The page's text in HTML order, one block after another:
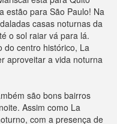
estão para São Paulo! Na
casas noturnas da
o sol raiar vá para lá.
do centro histórico, La
aproveitar a vida noturna
são bons bairros
Assim como La
com a presença de